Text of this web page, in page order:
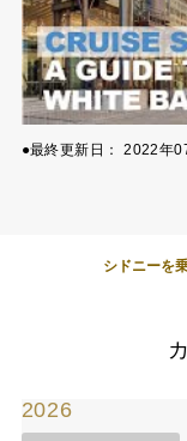
●最終更新日： 2022年
シドニーを
2026